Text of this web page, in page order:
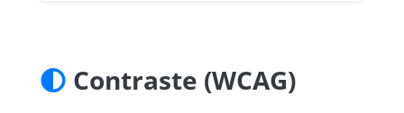
Contraste (WCAG)